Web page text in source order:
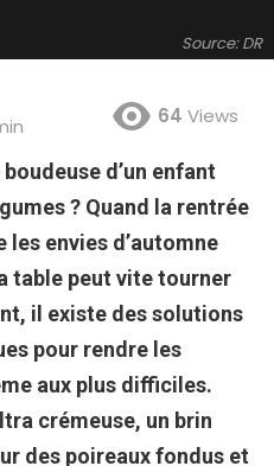
Source: DR
64 Views
d’un enfant
? Quand la rentrée
envies d’automne
table peut vite tourner
il existe des solutions
pour rendre les
aux plus difficiles.
crémeuse, un brin
des poireaux fondus et